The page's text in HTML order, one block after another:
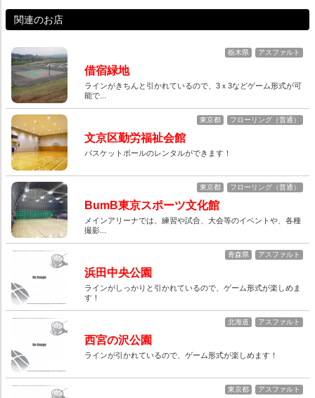
関連のお店
栃木県 アスファルト
借宿緑地
ラインがきちんと引かれているので、3ｘ3などゲーム形式が可
能で...
東京都 フローリング（普通）
文京区勤労福祉会館
バスケットボールのレンタルができます！
東京都 フローリング（普通）
BumB東京スポーツ文化館
メインアリーナでは、練習や試合、大会等のイベントや、各種
撮影...
青森県 アスファルト
浜田中央公園
ラインがしっかりと引かれているので、ゲーム形式が楽しめま
す！
北海道 アスファルト
西宮の沢公園
ラインが引かれているので、ゲーム形式が楽しめます！
東京都 アスファルト